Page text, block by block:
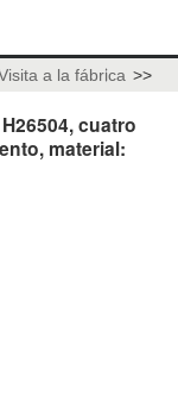
a la fábrica >>
cuatro
material: